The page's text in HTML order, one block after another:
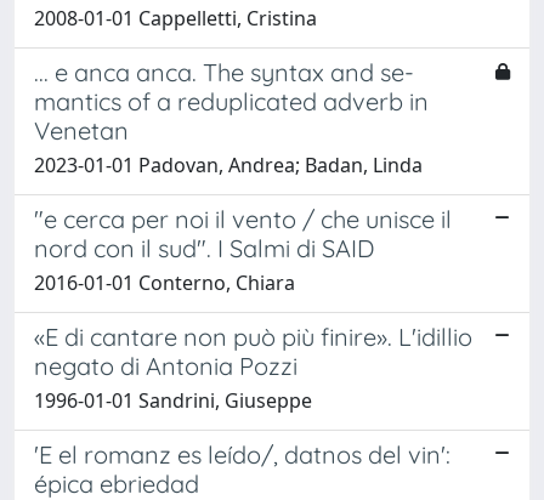
2008-01-01 Cappelletti, Cristina
... e anca anca. The syntax and se-
mantics of a reduplicated adverb in
Venetan
2023-01-01 Padovan, Andrea; Badan, Linda
"e cerca per noi il vento / che unisce il
nord con il sud". I Salmi di SAID
2016-01-01 Conterno, Chiara
«E di cantare non può più finire». L'idillio
negato di Antonia Pozzi
1996-01-01 Sandrini, Giuseppe
'E el romanz es leído/, datnos del vin':
épica ebriedad